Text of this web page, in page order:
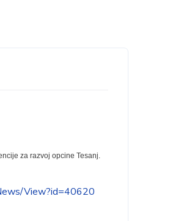
za razvoj opcine Tesanj.
View?id=40620